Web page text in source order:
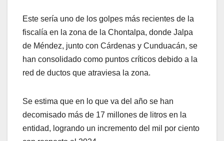
Este sería uno de los golpes más recientes de la
fiscalía en la zona de la Chontalpa, donde Jalpa
de Méndez, junto con Cárdenas y Cunduacán, se
han consolidado como puntos críticos debido a la
red de ductos que atraviesa la zona.
Se estima que en lo que va del año se han
decomisado más de 17 millones de litros en la
entidad, logrando un incremento del mil por ciento